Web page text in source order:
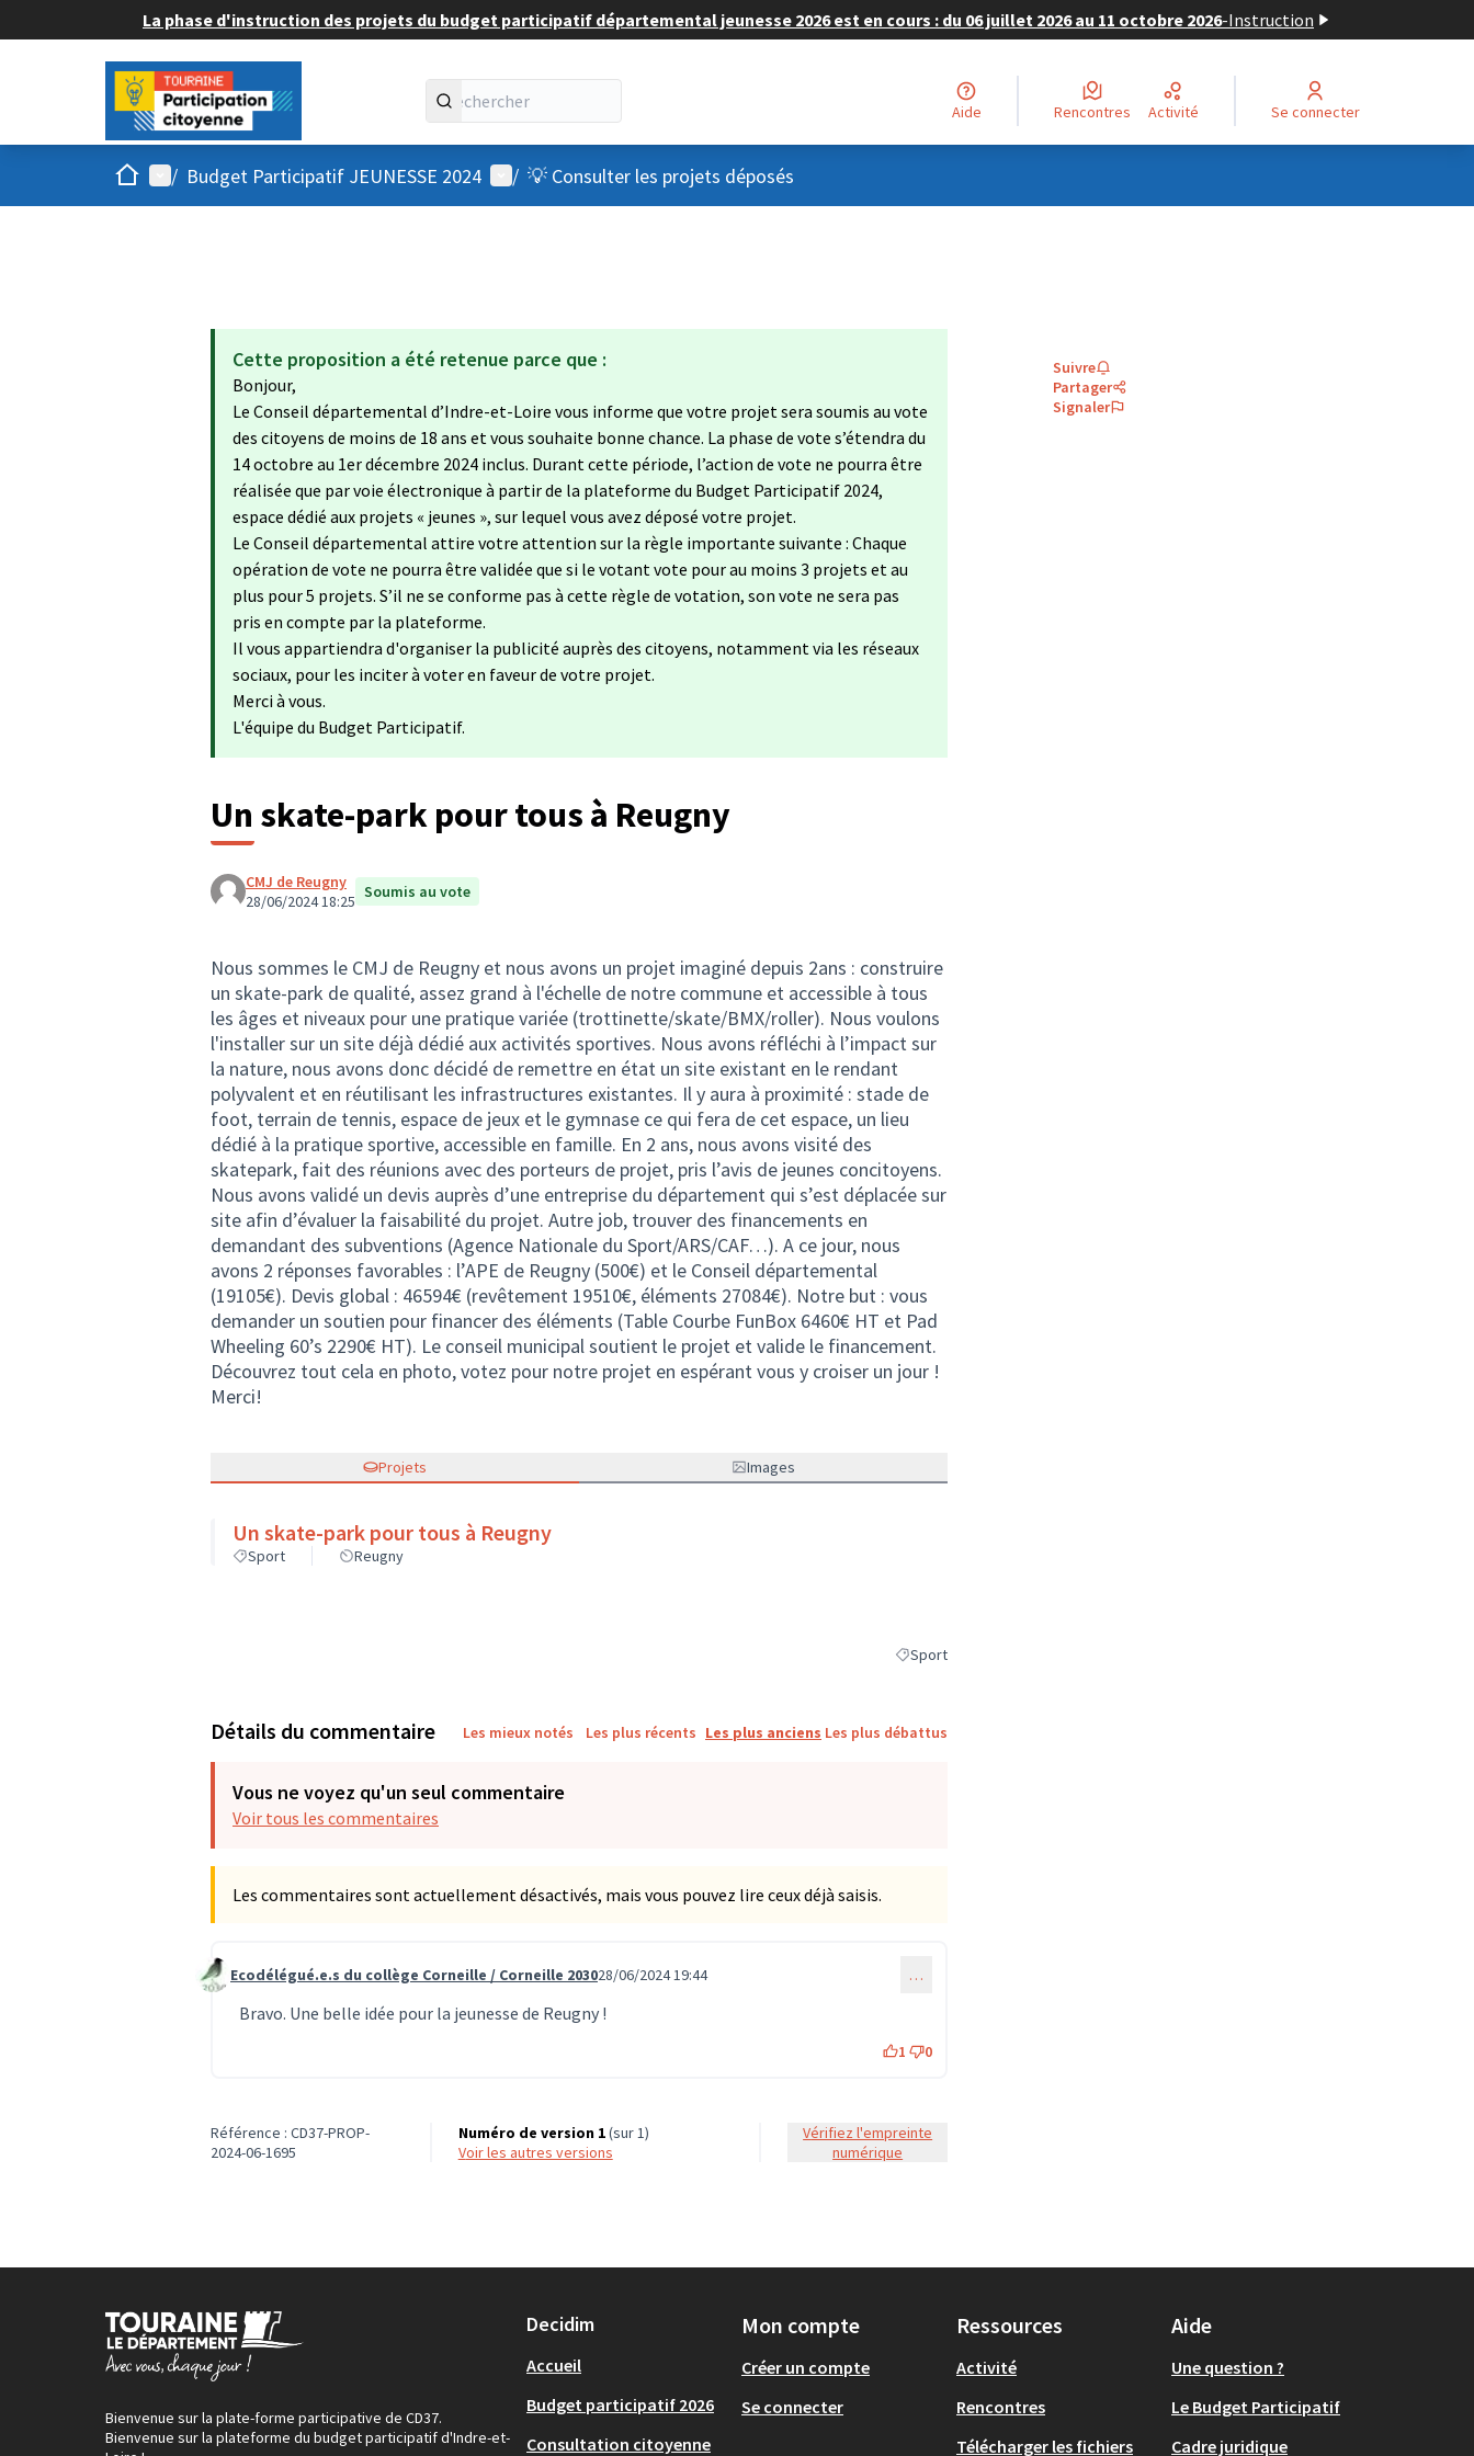
La phase d'instruction des projets du budget participatif départemental jeunesse 2026 est en cours : du 06 juillet 2026 au 11 octobre 2026-Instruction
Aide Rencontres Activité Se connecter
AccueilMenu principal
/ Budget Participatif JEUNESSE 2024 Menu utilisateur
/ 💡 Consulter les projets déposés
Cette proposition a été retenue parce que :
Bonjour,
Le Conseil départemental d’Indre-et-Loire vous informe que votre projet sera soumis au vote
des citoyens de moins de 18 ans et vous souhaite bonne chance. La phase de vote s’étendra du
14 octobre au 1er décembre 2024 inclus. Durant cette période, l’action de vote ne pourra être
réalisée que par voie électronique à partir de la plateforme du Budget Participatif 2024,
espace dédié aux projets « jeunes », sur lequel vous avez déposé votre projet.
Le Conseil départemental attire votre attention sur la règle importante suivante : Chaque
opération de vote ne pourra être validée que si le votant vote pour au moins 3 projets et au
plus pour 5 projets. S’il ne se conforme pas à cette règle de votation, son vote ne sera pas
pris en compte par la plateforme.
Il vous appartiendra d'organiser la publicité auprès des citoyens, notamment via les réseaux
sociaux, pour les inciter à voter en faveur de votre projet.
Merci à vous.
L'équipe du Budget Participatif.
Un skate-park pour tous à Reugny
CMJ de Reugny
28/06/2024 18:25 Soumis au vote
Nous sommes le CMJ de Reugny et nous avons un projet imaginé depuis 2ans : construire
un skate-park de qualité, assez grand à l'échelle de notre commune et accessible à tous
les âges et niveaux pour une pratique variée (trottinette/skate/BMX/roller). Nous voulons
l'installer sur un site déjà dédié aux activités sportives. Nous avons réfléchi à l’impact sur
la nature, nous avons donc décidé de remettre en état un site existant en le rendant
polyvalent et en réutilisant les infrastructures existantes. Il y aura à proximité : stade de
foot, terrain de tennis, espace de jeux et le gymnase ce qui fera de cet espace, un lieu
dédié à la pratique sportive, accessible en famille. En 2 ans, nous avons visité des
skatepark, fait des réunions avec des porteurs de projet, pris l’avis de jeunes concitoyens.
Nous avons validé un devis auprès d’une entreprise du département qui s’est déplacée sur
site afin d’évaluer la faisabilité du projet. Autre job, trouver des financements en
demandant des subventions (Agence Nationale du Sport/ARS/CAF…). A ce jour, nous
avons 2 réponses favorables : l’APE de Reugny (500€) et le Conseil départemental
(19105€). Devis global : 46594€ (revêtement 19510€, éléments 27084€). Notre but : vous
demander un soutien pour financer des éléments (Table Courbe FunBox 6460€ HT et Pad
Wheeling 60’s 2290€ HT). Le conseil municipal soutient le projet et valide le financement.
Découvrez tout cela en photo, votez pour notre projet en espérant vous y croiser un jour !
Merci!
Projets Images
Un skate-park pour tous à Reugny
Sport Reugny
Filtrer les résultats de la catégorie : Sport
Sport
Suivre
Partager
Signaler
Détails du commentaire Les mieux notés Les plus récents Les plus anciens Les plus débattus
Vous ne voyez qu'un seul commentaire
Voir tous les commentaires
Les commentaires sont actuellement désactivés, mais vous pouvez lire ceux déjà saisis.
Commentaire 618
Ecodélégué.e.s du collège Corneille / Corneille 203028/06/2024 19:44 …
Bravo. Une belle idée pour la jeunesse de Reugny !
1 0
Référence : CD37-PROP-
2024-06-1695
Numéro de version 1(sur 1)
voir les autres versions
Vérifiez l'empreinte
numérique
Bienvenue sur la plate-forme participative de CD37.
Bienvenue sur la plateforme du budget participatif d'Indre-et-
Decidim
Accueil
Budget participatif 2026
Consultation citoyenne
Mon compte
Créer un compte
Se connecter
Ressources
Activité
Rencontres
Télécharger les fichiers
Aide
Une question ?
Le Budget Participatif
Cadre juridique